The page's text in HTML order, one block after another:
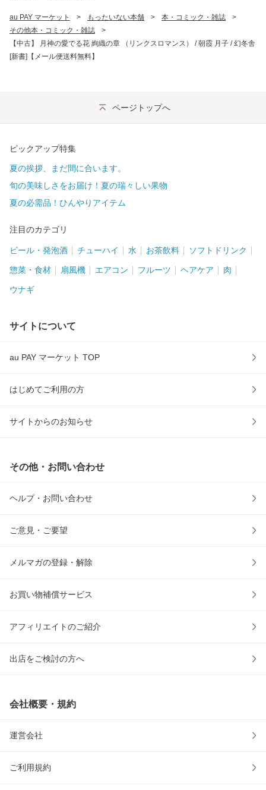
au PAY マーケット > もったいない本舗 > 本・コミック・雑誌
>
その他本・コミック・雑誌
>
【中古】 月神の愛でる花 絢織の章 （リンクスロマンス） / 朝霞 月子 / 幻冬舎
[新書]【メール便送料無料】
ページトップへ
ピックアップ特集
夏の挨拶、まだ間に合います。
旬の美味しさをお届け！夏の瑞々しい果物
夏の必需品！ひんやりアイテム
注目のカテゴリ
ビール・発泡酒 チューハイ 水 お茶飲料 ソフトドリンク
惣菜・食材 扇風機 エアコン フルーツ ヘアケア 肉
ウナギ
サイトについて
au PAY マーケット TOP
はじめてご利用の方
サイトからのお知らせ
その他・お問い合わせ
ヘルプ・お問い合わせ
ご意見・ご要望
メルマガの登録・解除
お買い物補償サービス
アフィリエイトのご紹介
出店をご検討の方へ
会社概要・規約
運営会社
ご利用規約